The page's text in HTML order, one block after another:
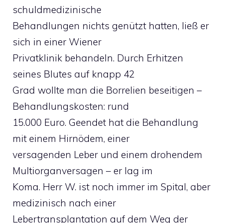
schuldmedizinische
Behandlungen nichts genützt hatten, ließ er
sich in einer Wiener
Privatklinik behandeln. Durch Erhitzen
seines Blutes auf knapp 42
Grad wollte man die Borrelien beseitigen –
Behandlungskosten: rund
15.000 Euro. Geendet hat die Behandlung
mit einem Hirnödem, einer
versagenden Leber und einem drohendem
Multiorganversagen – er lag im
Koma. Herr W. ist noch immer im Spital, aber
medizinisch nach einer
Lebertransplantation auf dem Weg der